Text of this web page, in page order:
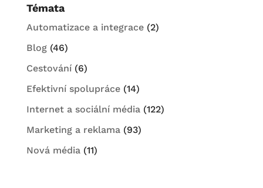
Témata
Automatizace a integrace(2)
Blog(46)
Cestování(6)
Efektivní spolupráce(14)
Internet a sociální média(122)
Marketing a reklama(93)
Nová média(11)